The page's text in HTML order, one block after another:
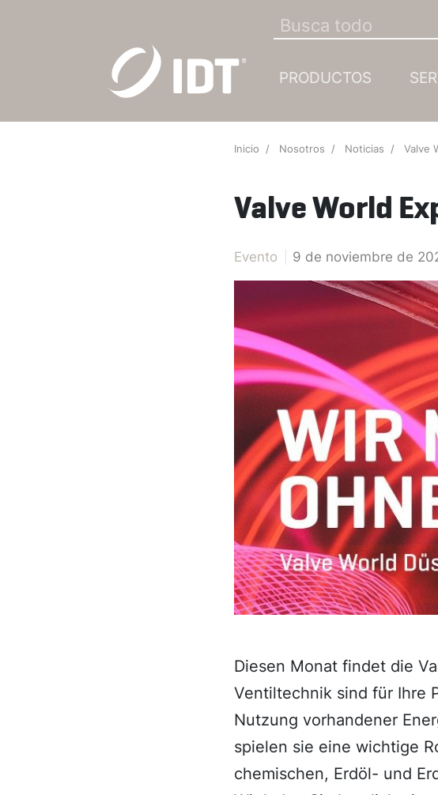
PRODUCTOS
Inicio Nosotros Noticias Valve
Valve World
Evento 9 de noviembre de
Diesen Monat findet die
Ventiltechnik sind für Ihre
Nutzung vorhandener
spielen sie eine wichtige
chemischen, Erdöl- und